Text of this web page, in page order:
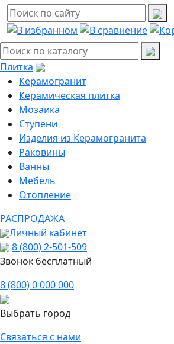
Плитка
Керамогранит
Керамическая плитка
Мозаика
Ступени
Изделия из Керамогранита
Раковины
Ванны
Мебель
Отопление
РАСПРОДАЖА
Личный кабинет
8 (800) 2-501-509
Звонок бесплатный
8 (800) 0 000 000
Выбрать город
Связаться с нами